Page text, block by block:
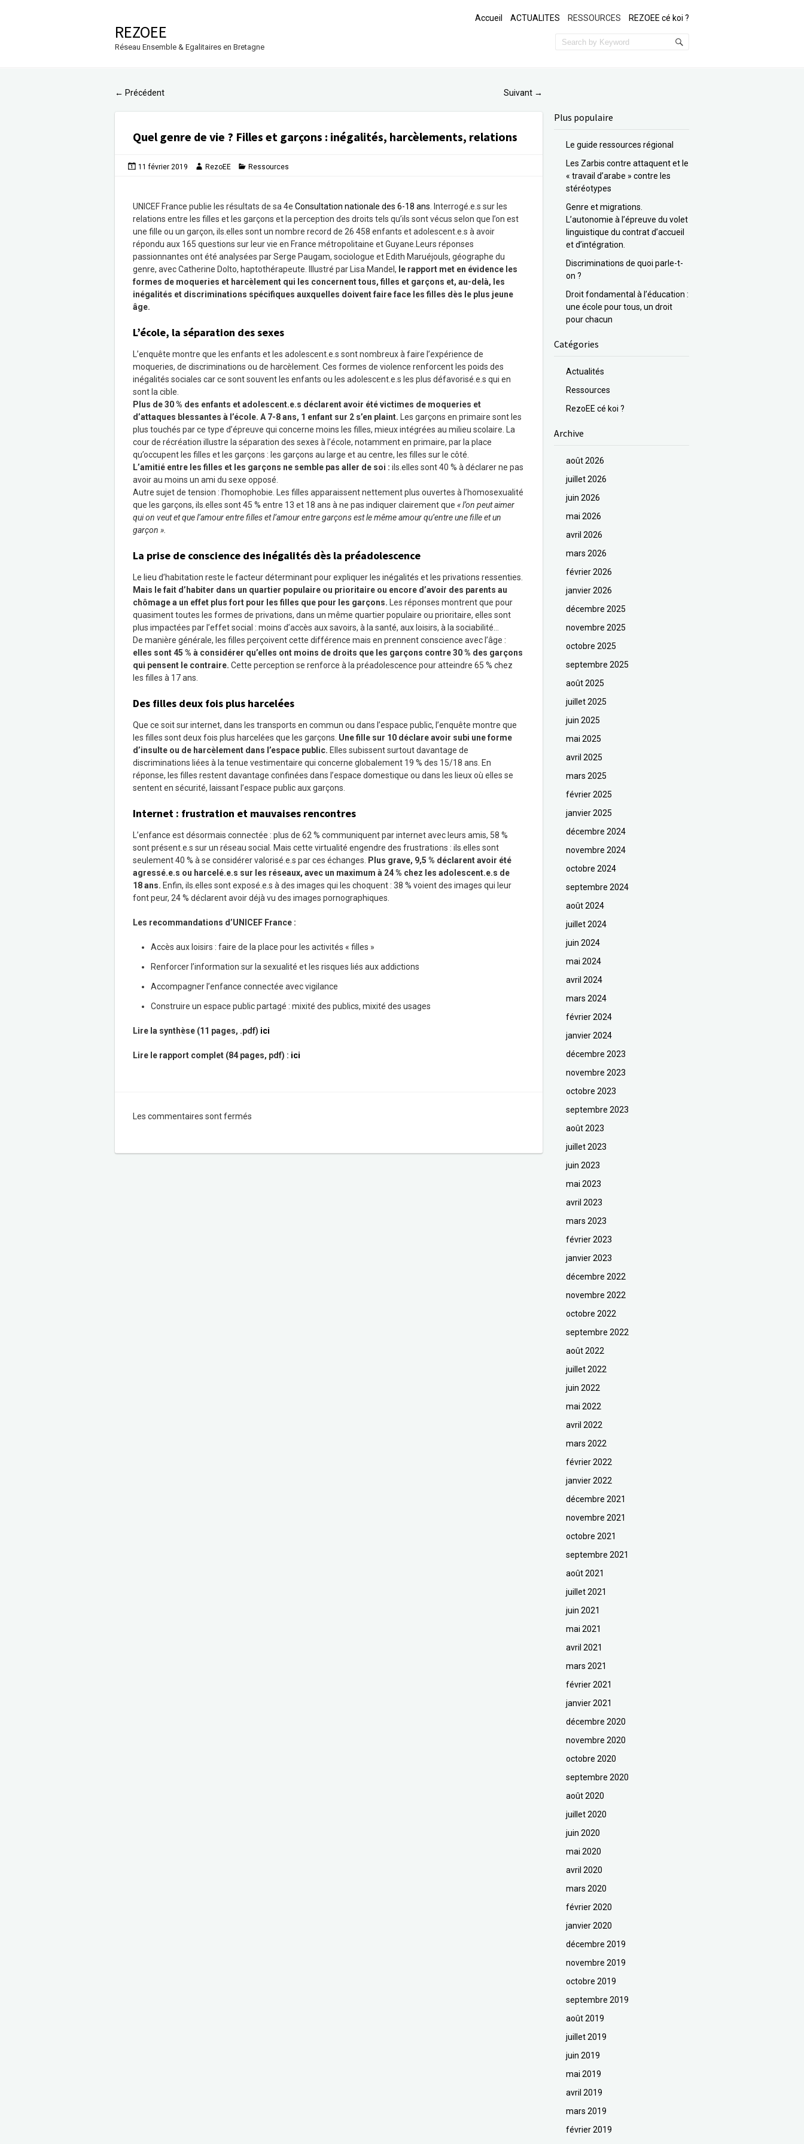
REZOEE
Réseau Ensemble & Egalitaires en Bretagne
Accueil ACTUALITES RESSOURCES REZOEE cé koi ?
← Précédent Suivant →
Quel genre de vie ? Filles et garçons : inégalités, harcèlements, relations
11 février 2019 RezoEE Ressources
UNICEF France publie les résultats de sa 4e Consultation nationale des 6-18 ans . Interrogé.e.s sur les
relations entre les filles et les garçons et la perception des droits tels qu’ils sont vécus selon que l’on est
une fille ou un garçon, ils.elles sont un nombre record de 26 458 enfants et adolescent.e.s à avoir
répondu aux 165 questions sur leur vie en France métropolitaine et Guyane.Leurs réponses
passionnantes ont été analysées par Serge Paugam, sociologue et Edith Maruéjouls, géographe du
genre, avec Catherine Dolto, haptothérapeute. Illustré par Lisa Mandel, le rapport met en évidence les
formes de moqueries et harcèlement qui les concernent tous, filles et garçons et, au-delà, les
inégalités et discriminations spécifiques auxquelles doivent faire face les filles dès le plus jeune
âge.
L’école, la séparation des sexes
L’enquête montre que les enfants et les adolescent.e.s sont nombreux à faire l’expérience de
moqueries, de discriminations ou de harcèlement. Ces formes de violence renforcent les poids des
inégalités sociales car ce sont souvent les enfants ou les adolescent.e.s les plus défavorisé.e.s qui en
sont la cible.
Plus de 30% des enfants et adolescent.e.s déclarent avoir été victimes de moqueries et
d’attaques blessantes à l’école. A 7-8ans, 1 enfant sur 2 s’en plaint. Les garçons en primaire sont les
plus touchés par ce type d’épreuve qui concerne moins les filles, mieux intégrées au milieu scolaire. La
cour de récréation illustre la séparation des sexes à l’école, notamment en primaire, par la place
qu’occupent les filles et les garçons : les garçons au large et au centre, les filles sur le côté.
L’amitié entre les filles et les garçons ne semble pas aller de soi : ils.elles sont 40 % à déclarer ne pas
avoir au moins un ami du sexe opposé.
Autre sujet de tension : l’homophobie. Les filles apparaissent nettement plus ouvertes à l’homosexualité
que les garçons, ils.elles sont 45 % entre 13 et 18 ans à ne pas indiquer clairement que « l’on peut aimer
qui on veut et que l’amour entre filles et l’amour entre garçons est le même amour qu’entre une fille et un
garçon ».
La prise de conscience des inégalités dès la préadolescence
Le lieu d’habitation reste le facteur déterminant pour expliquer les inégalités et les privations ressenties.
Mais le fait d’habiter dans un quartier populaire ou prioritaire ou encore d’avoir des parents au
chômage a un effet plus fort pour les filles que pour les garçons. Les réponses montrent que pour
quasiment toutes les formes de privations, dans un même quartier populaire ou prioritaire, elles sont
plus impactées par l’effet social : moins d’accès aux savoirs, à la santé, aux loisirs, à la sociabilité…
De manière générale, les filles perçoivent cette différence mais en prennent conscience avec l’âge :
elles sont 45 % à considérer qu’elles ont moins de droits que les garçons contre 30% des garçons
qui pensent le contraire. Cette perception se renforce à la préadolescence pour atteindre 65 % chez
les filles à 17 ans.
Des filles deux fois plus harcelées
Que ce soit sur internet, dans les transports en commun ou dans l’espace public, l’enquête montre que
les filles sont deux fois plus harcelées que les garçons. Une fille sur 10 déclare avoir subi une forme
d’insulte ou de harcèlement dans l’espace public. Elles subissent surtout davantage de
discriminations liées à la tenue vestimentaire qui concerne globalement 19 % des 15/18 ans. En
réponse, les filles restent davantage confinées dans l’espace domestique ou dans les lieux où elles se
sentent en sécurité, laissant l’espace public aux garçons.
Internet : frustration et mauvaises rencontres
L’enfance est désormais connectée : plus de 62 % communiquent par internet avec leurs amis, 58 %
sont présent.e.s sur un réseau social. Mais cette virtualité engendre des frustrations : ils.elles sont
seulement 40 % à se considérer valorisé.e.s par ces échanges.
Plus grave, 9,5 % déclarent avoir été
agressé.e.s ou harcelé.e.s sur les réseaux, avec un maximum à 24% chez les adolescent.e.s de
18ans. Enfin, ils.elles sont exposé.e.s à des images qui les choquent : 38 % voient des images qui leur
font peur, 24 % déclarent avoir déjà vu des images pornographiques.
Les recommandations d’UNICEF France :
Accès aux loisirs : faire de la place pour les activités « filles »
Renforcer l’information sur la sexualité et les risques liés aux addictions
Accompagner l’enfance connectée avec vigilance
Construire un espace public partagé : mixité des publics, mixité des usages
Lire la synthèse (11 pages, .pdf) ici
Lire le rapport complet (84 pages, pdf) : ici
Les commentaires sont fermés
Plus populaire
Le guide ressources régional
Les Zarbis contre attaquent et le
« travail d’arabe » contre les
stéréotypes
Genre et migrations.
L’autonomie à l’épreuve du volet
linguistique du contrat d’accueil
et d’intégration.
Discriminations de quoi parle-t-
on ?
Droit fondamental à l’éducation :
une école pour tous, un droit
pour chacun
Catégories
Actualités
Ressources
RezoEE cé koi ?
Archive
août 2026
juillet 2026
juin 2026
mai 2026
avril 2026
mars 2026
février 2026
janvier 2026
décembre 2025
novembre 2025
octobre 2025
septembre 2025
août 2025
juillet 2025
juin 2025
mai 2025
avril 2025
mars 2025
février 2025
janvier 2025
décembre 2024
novembre 2024
octobre 2024
septembre 2024
août 2024
juillet 2024
juin 2024
mai 2024
avril 2024
mars 2024
février 2024
janvier 2024
décembre 2023
novembre 2023
octobre 2023
septembre 2023
août 2023
juillet 2023
juin 2023
mai 2023
avril 2023
mars 2023
février 2023
janvier 2023
décembre 2022
novembre 2022
octobre 2022
septembre 2022
août 2022
juillet 2022
juin 2022
mai 2022
avril 2022
mars 2022
février 2022
janvier 2022
décembre 2021
novembre 2021
octobre 2021
septembre 2021
août 2021
juillet 2021
juin 2021
mai 2021
avril 2021
mars 2021
février 2021
janvier 2021
décembre 2020
novembre 2020
octobre 2020
septembre 2020
août 2020
juillet 2020
juin 2020
mai 2020
avril 2020
mars 2020
février 2020
janvier 2020
décembre 2019
novembre 2019
octobre 2019
septembre 2019
août 2019
juillet 2019
juin 2019
mai 2019
avril 2019
mars 2019
février 2019